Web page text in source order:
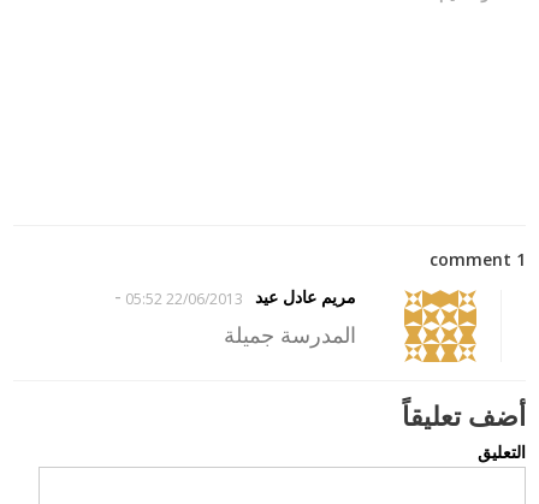
1 comment
مريم عادل عيد
22/06/2013 05:52
-
المدرسة جميلة
أضف تعليقاً
التعليق